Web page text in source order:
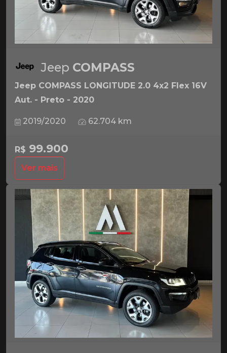
Jeep COMPASS
Jeep COMPASS LONGITUDE 2.0 4x2 Flex 16V
Aut. - Preto - 2020
2019/2020 62.704 km
R$ 99.900
Ver mais